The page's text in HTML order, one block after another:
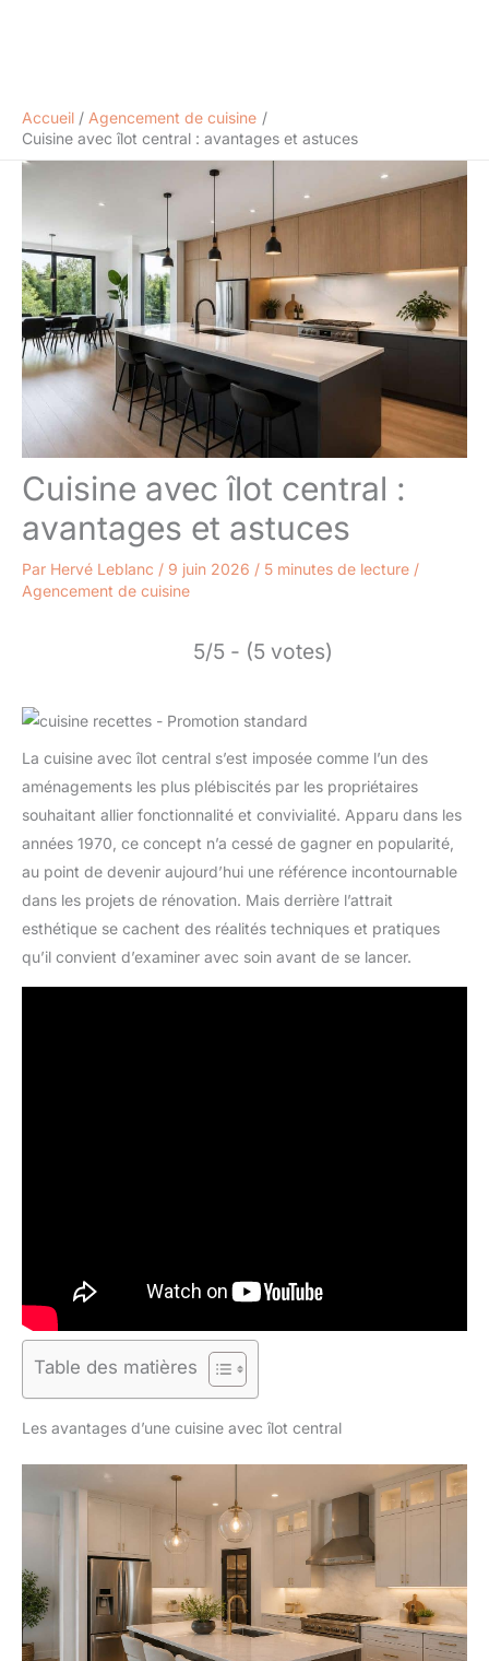
Accueil
Agencement de cuisine
Cuisine avec îlot central : avantages et astuces
Cuisine avec îlot central :
avantages et astuces
Par Hervé Leblanc / 9 juin 2026 / 5 minutes de lecture /
Agencement de cuisine
5/5 - (5 votes)
La cuisine avec îlot central s’est imposée comme l’un des
aménagements les plus plébiscités par les propriétaires
souhaitant allier fonctionnalité et convivialité. Apparu dans les
années 1970, ce concept n’a cessé de gagner en popularité,
au point de devenir aujourd’hui une référence incontournable
dans les projets de rénovation. Mais derrière l’attrait
esthétique se cachent des réalités techniques et pratiques
qu’il convient d’examiner avec soin avant de se lancer.
Table des matières
Les avantages d’une cuisine avec îlot central